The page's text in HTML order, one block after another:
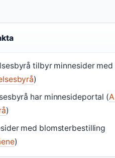
tilbyr minnesider
)
har minnesideportal (
)
med blomsterbestilling
)